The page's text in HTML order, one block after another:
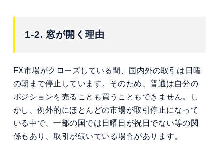
1-2. 窓が開く理由
FX市場がクローズしている間、国内外の取引は日曜
の朝まで停止しています。そのため、普通は自分の
ポジションを売ることも買うこともできません。し
かし、例外的にほとんどの市場が取引停止になって
いる中で、一部の国では日曜日が祝日でない等の関
係もあり、取引が続いている場合があります。